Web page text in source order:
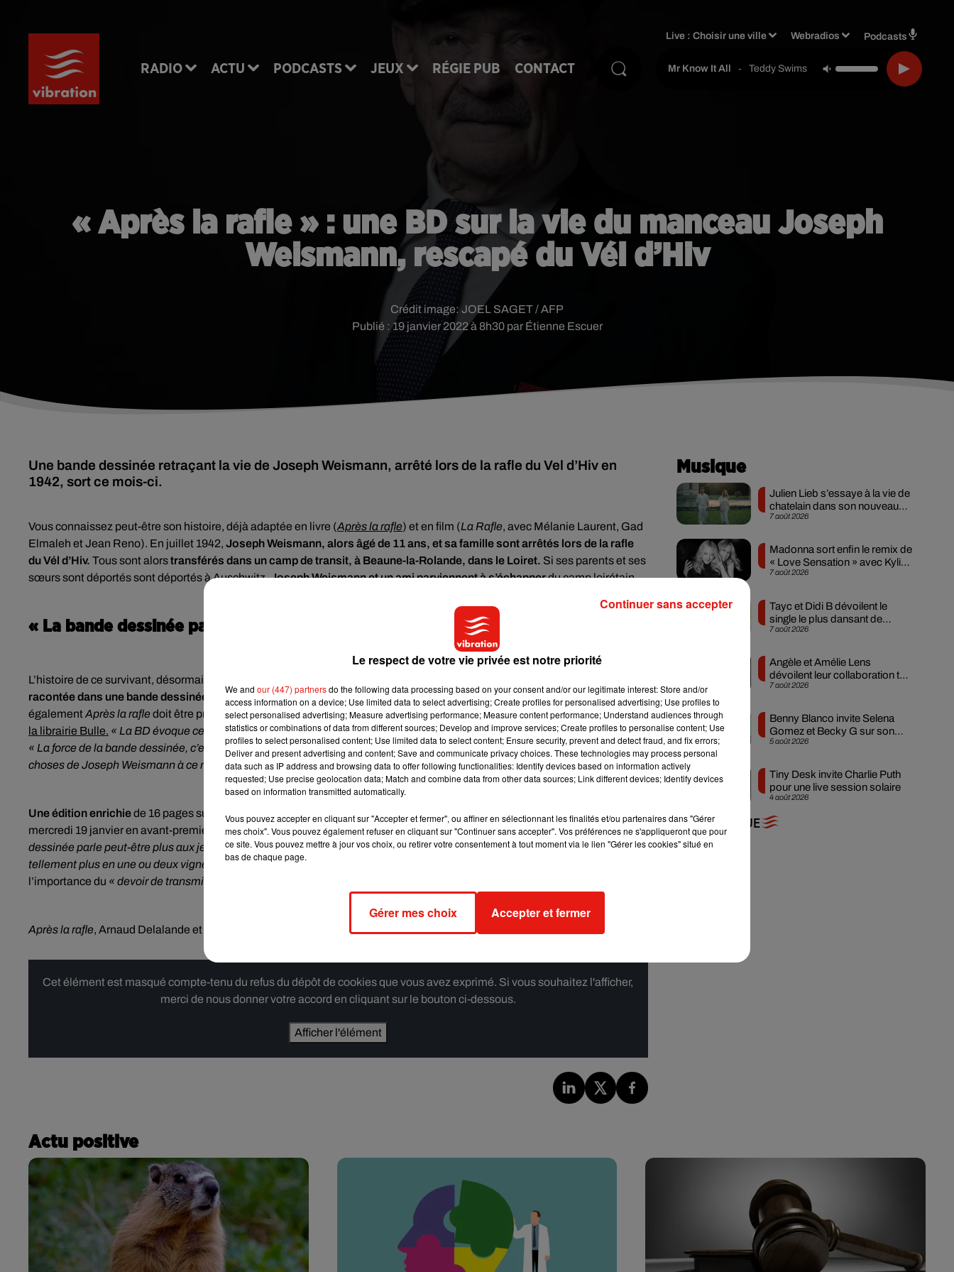
RADIO ACTU PODCASTS JEUX RÉGIE PUB CONTACT
Live :Choisir une ville Webradios Podcasts
Mr Know It All - Teddy Swims
« Après la rafle » : une BD sur la vie du manceau Joseph
Weismann, rescapé du Vél d’Hiv
Publié : 19 janvier 2022 à 8h30 par Étienne Escuer
Crédit image: JOEL SAGET / AFP
Une bande dessinée retraçant la vie de Joseph Weismann, arrêté lors de la rafle du Vel d’Hiv en
1942, sort ce mois-ci.
Vous connaissez peut-être son histoire, déjà adaptée en livre (Après la rafle) et en film (La Rafle, avec Mélanie Laurent, Gad
Elmaleh et Jean Reno). En juillet 1942, Joseph Weismann, alors âgé de 11 ans, et sa famille sont arrêtés lors de la rafle
du Vél d’Hiv. Tous sont alorstransférés dans un camp de transit, à Beaune-la-Rolande, dans le Loiret. Si ses parents et ses
sœurs sont déportés sont déportés à Auschwitz,Joseph Weismann et un ami parviennent à s’échapperdu camp loirétain.
« La bande dessinée parle peut-être plus aux jeunes »
L’histoire de ce survivant, désormais âgé de 90 ans et qui vit dans la Sarthe depuis plusieurs décennies, est désormais
racontée dans une bande dessinée
, par Arnaud Delalande et Laurent Bidot (Éditions Les Arènes). L’ouvrage, appelé
égalementAprès la rafledoit être présenté au grand public ce mercredi 19 janvier à l’Abbaye de l’Epau, dans la Sarthe, avec
la librairie Bulle. « La BD évoque ce moment où il décide de s’évader », explique Samuel Chauveau, gérant de la librairie.
« La force de la bande dessinée, c’est de mettre en image tout ça, de se mettre dans l’esprit de ce qu’a pu être la vision des
choses de Joseph Weismann à ce moment-là. »
Une édition enrichiede 16 pages supplémentaires dont quatre de BD, avec une couverture inédite, sera disponible dès ce
mercredi 19 janvier en avant-première pour la librairie Bulle.Qu’apporte la BD par rapport au livre et au film ? « La bande
dessinée parle peut-être plus aux jeunes, l’image est très forte », confie Samuel Chauveau.« On peut parfois en dire
tellement plus en une ou deux vignettes que deux, trois, quatre ou cinq pages »
l’importance du « devoir de transmission aux nouvelles générations ».
Après la rafle, Arnaud Delalande et Laurent Bidot, Éditions Les Arènes. Sortie nationale le 27 janvier.
Cet élément est masqué compte-tenu du refus du dépôt de cookies que vous avez exprimé. Si vous souhaitez l'afficher,
merci de nous donner votre accord en cliquant sur le bouton ci-dessous.
Afficher l'élément
Musique
7 août 2026
Julien Lieb s’essaye à la vie de
chatelain dans son nouveau
clip
7 août 2026
Madonna sort enfin le remix de
« Love Sensation » avec Kylie
Minogue
7 août 2026
Tayc et Didi B dévoilent le
single le plus dansant de
l’année
7 août 2026
Angèle et Amélie Lens
dévoilent leur collaboration tant
attendue
5 août 2026
Benny Blanco invite Selena
Gomez et Becky G sur son
nouveau single
4 août 2026
Tiny Desk invite Charlie Puth
pour une live session solaire
+ DE MUSIQUE
Actu positive
Le respect de votre vie privée est notre priorité
We and our (447) partnersdo the following data processing based on your consent and/or our legitimate interest: Store and/or
access information on a device; Use limited data to select advertising; Create profiles for personalised advertising; Use profiles to
select personalised advertising; Measure advertising performance; Measure content performance; Understand audiences through
statistics or combinations of data from different sources; Develop and improve services; Create profiles to personalise content; Use
profiles to select personalised content; Use limited data to select content; Ensure security, prevent and detect fraud, and fix errors;
Deliver and present advertising and content; Save and communicate privacy choices. These technologies may process personal
data such as IP address and browsing data to offer following functionalities: Identify devices based on information actively
requested; Use precise geolocation data; Match and combine data from other data sources; Link different devices; Identify devices
based on information transmitted automatically.
Vous pouvez accepter en cliquant sur "Accepter et fermer", ou affiner en sélectionnant les finalités et/ou partenaires dans "Gérer
mes choix". Vous pouvez également refuser en cliquant sur "Continuer sans accepter". Vos préférences ne s'appliqueront que pour
ce site. Vous pouvez mettre à jour vos choix, ou retirer votre consentement à tout moment via le lien "Gérer les cookies" situé en
bas de chaque page.
Gérer mes choix Accepter et fermer
Continuer sans accepter